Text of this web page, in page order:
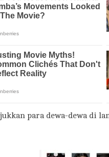
para dewa-dewa di